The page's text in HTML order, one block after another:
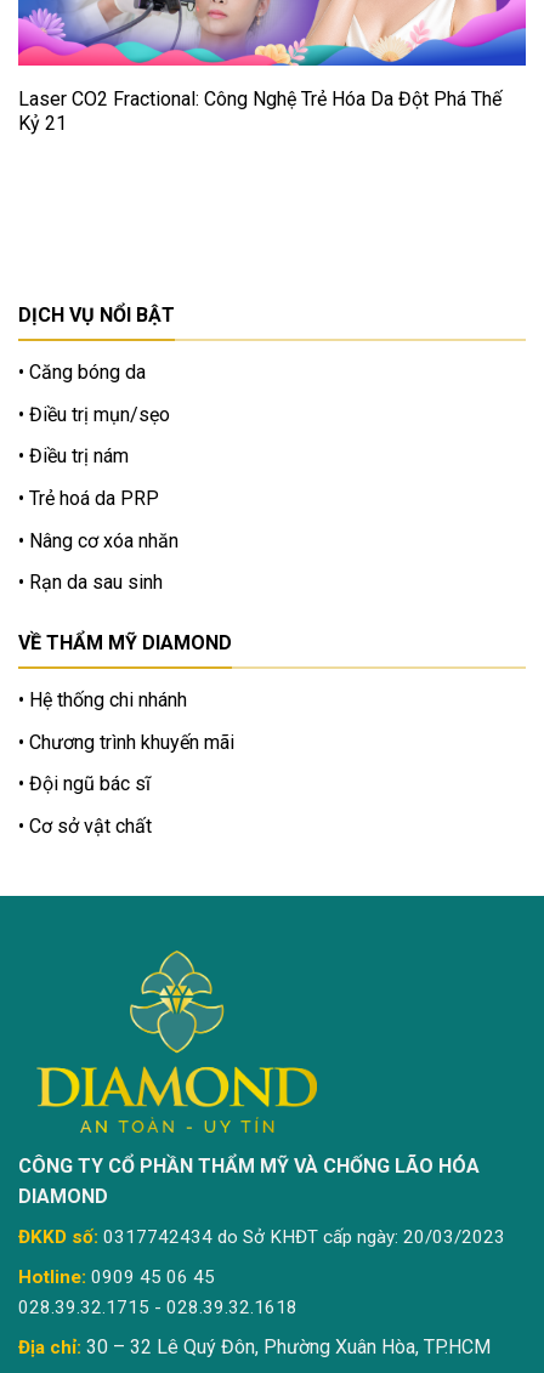
Laser CO2 Fractional: Công Nghệ Trẻ Hóa Da Đột Phá Thế
Kỷ 21
DỊCH VỤ NỔI BẬT
Căng bóng da
Điều trị mụn/sẹo
Điều trị nám
Trẻ hoá da PRP
Nâng cơ xóa nhăn
Rạn da sau sinh
VỀ THẨM MỸ DIAMOND
Hệ thống chi nhánh
Chương trình khuyến mãi
Đội ngũ bác sĩ
Cơ sở vật chất
CÔNG TY CỔ PHẦN THẨM MỸ VÀ CHỐNG LÃO HÓA
DIAMOND
ĐKKD số: 0317742434 do Sở KHĐT cấp ngày: 20/03/2023
Hotline: 0909 45 06 45
028.39.32.1715 - 028.39.32.1618
Địa chỉ: 30 – 32 Lê Quý Đôn, Phường Xuân Hòa, TP.HCM